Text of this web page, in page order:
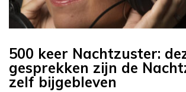
500 keer Nachtzuster:
gesprekken zijn de
zelf bijgebleven